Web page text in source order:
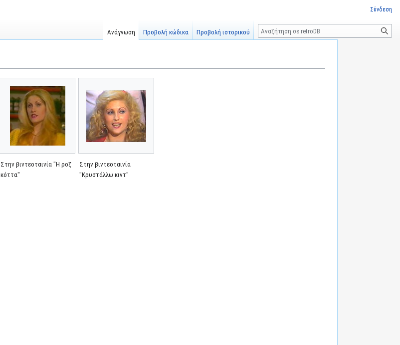
Στην βιντεοταινία "Η ροζ
κόττα"
Στην βιντεοταινία
"Κρυστάλλω κιντ"
Σύνδεση
Ανάγνωση Προβολή κώδικα Προβολή ιστορικού
Αναζήτηση